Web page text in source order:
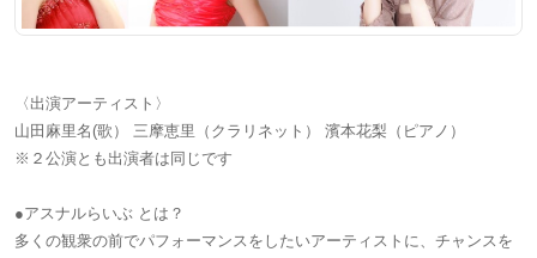
〈出演アーティスト〉
山田麻里名(歌） 三摩恵里（クラリネット） 濱本花梨（ピアノ）
※２公演とも出演者は同じです
●アスナルらいぶ とは？
多くの観衆の前でパフォーマンスをしたいアーティストに、チャンスを